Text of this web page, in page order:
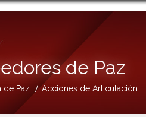
de Paz
de Paz /Acciones de Articulación